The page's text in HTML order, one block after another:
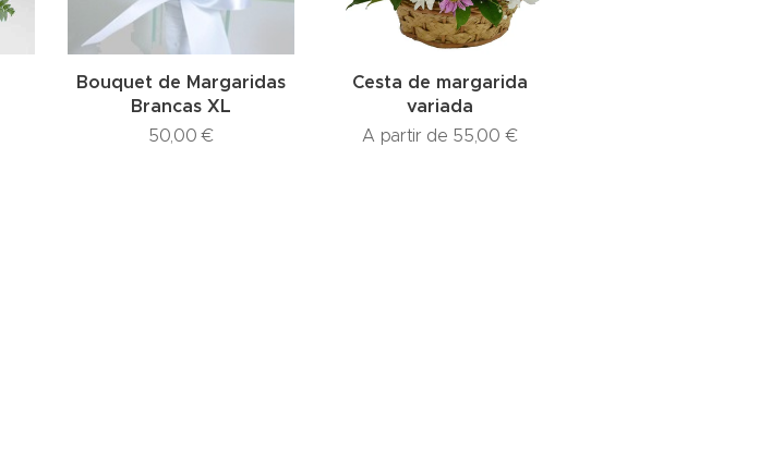
Bouquet de Margaridas
Brancas XL
50,00 €
Cesta de margarida
variada
A partir de 55,00 €